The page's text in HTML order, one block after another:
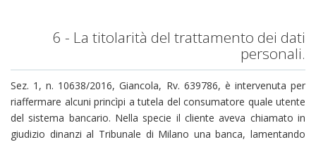
6 - La titolarità del trattamento dei dati
personali.
Sez. 1, n. 10638/2016, Giancola, Rv. 639786, è intervenuta per
riaffermare alcuni princìpi a tutela del consumatore quale utente
del sistema bancario. Nella specie il cliente aveva chiamato in
giudizio dinanzi al Tribunale di Milano una banca, lamentando